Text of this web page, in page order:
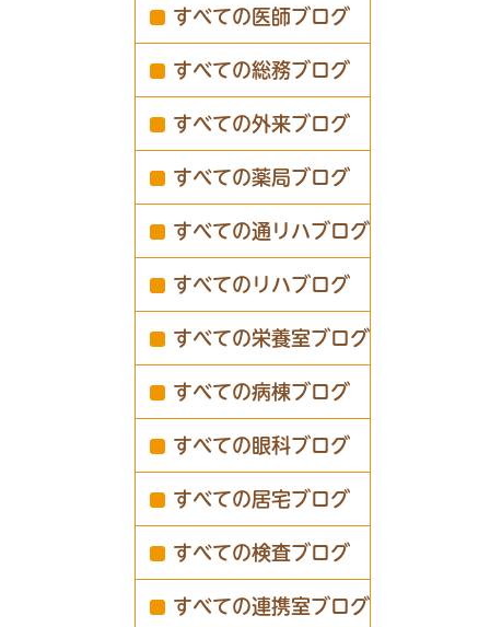
すべての医師ブログ
すべての総務ブログ
すべての外来ブログ
すべての薬局ブログ
すべての通リハブログ
すべてのリハブログ
すべての栄養室ブログ
すべての病棟ブログ
すべての眼科ブログ
すべての居宅ブログ
すべての検査ブログ
すべての連携室ブログ